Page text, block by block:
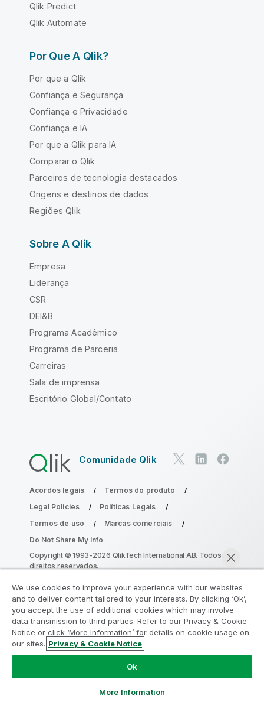
Bater papo agora
Qlik Predict
Qlik Automate
Por Que A Qlik?
Por que a Qlik
Confiança e Segurança
Confiança e Privacidade
Confiança e IA
Por que a Qlik para IA
Comparar o Qlik
Parceiros de tecnologia destacados
Origens e destinos de dados
Regiões Qlik
Sobre A Qlik
Empresa
Liderança
CSR
DEI&B
Programa Acadêmico
Programa de Parceria
Carreiras
Sala de imprensa
Escritório Global/Contato
Comunidade Qlik
Acordos legais
Termos do produto
Legal Policies
Políticas Legais
Termos de uso
Marcas comerciais
Do Not Share My Info
Copyright © 1993-2026 QlikTech International AB. Todos os
direitos reservados.
Participe do Programa de Modernização
do Analytics
Modernize sem comprometer seus valiosos aplicativos
QlikView com o Programa de Modernização do Analytics.
Clique aqui
ampquestions@qlik.com
We use cookies to improve your experience with our websites
and to deliver content tailored to your interests. By clicking ‘Ok’,
you accept the use of additional cookies which may involve
data transmission to third parties. Refer to our Privacy & Cookie
Notice or click ‘More Information’ for details on cookie usage on
our sites. Privacy & Cookie Notice
Ok
More Information